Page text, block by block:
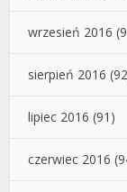
wrzesień 2016
sierpień 2016
lipiec 2016 (91)
czerwiec 2016